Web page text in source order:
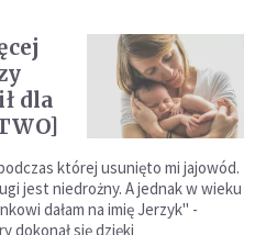
dla
której usunięto mi jajowód.
jest niedrożny. A jednak w wieku
dałam na imię Jerzyk" -
dokonał się dzięki